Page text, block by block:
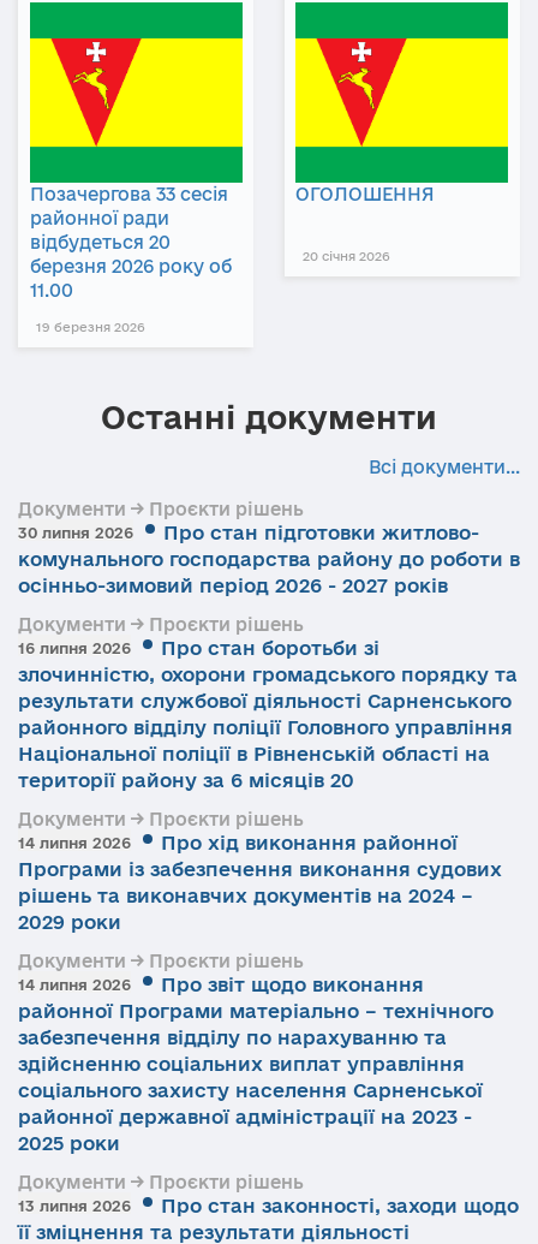
Позачергова 33 сесія
районної ради
відбудеться 20
березня 2026 року об
11.00
19 березня 2026
ОГОЛОШЕННЯ
20 січня 2026
Останні документи
Всі документи...
Документи → Проєкти рішень
30 липня 2026
Про стан підготовки житлово-
комунального господарства району до роботи в
осінньо-зимовий період 2026 - 2027 років
Документи → Проєкти рішень
16 липня 2026
Про стан боротьби зі
злочинністю, охорони громадського порядку та
результати службової діяльності Сарненського
районного відділу поліції Головного управління
Національної поліції в Рівненській області на
території району за 6 місяців 20
Документи → Проєкти рішень
14 липня 2026
Про хід виконання районної
Програми із забезпечення виконання судових
рішень та виконавчих документів на 2024 –
2029 роки
Документи → Проєкти рішень
14 липня 2026
Про звіт щодо виконання
районної Програми матеріально – технічного
забезпечення відділу по нарахуванню та
здійсненню соціальних виплат управління
соціального захисту населення Сарненської
районної державної адміністрації на 2023 -
2025 роки
Документи → Проєкти рішень
13 липня 2026
Про стан законності, заходи щодо
її зміцнення та результати діяльності